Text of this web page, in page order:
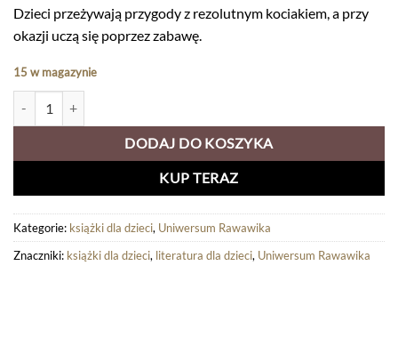
Dzieci przeżywają przygody z rezolutnym kociakiem, a przy
okazji uczą się poprzez zabawę.
15 w magazynie
DODAJ DO KOSZYKA
KUP TERAZ
Kategorie: książki dla dzieci, Uniwersum Rawawika
Znaczniki: książki dla dzieci, literatura dla dzieci, Uniwersum Rawawika